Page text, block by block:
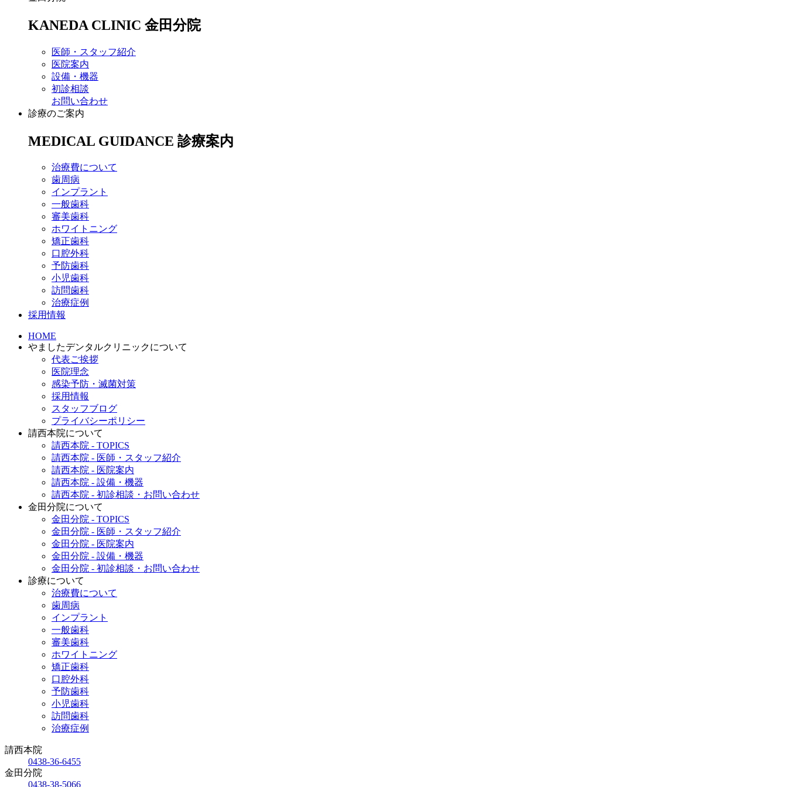
KANEDA CLINIC 金田分院
医師・スタッフ紹介
医院案内
設備・機器
初診相談
お問い合わせ
診療のご案内
MEDICAL GUIDANCE 診療案内
治療費について
歯周病
インプラント
一般歯科
審美歯科
ホワイトニング
矯正歯科
口腔外科
予防歯科
小児歯科
訪問歯科
治療症例
採用情報
HOME
やましたデンタルクリニックについて
代表ご挨拶
医院理念
感染予防・滅菌対策
採用情報
スタッフブログ
プライバシーポリシー
請西本院について
請西本院 - TOPICS
請西本院 - 医師・スタッフ紹介
請西本院 - 医院案内
請西本院 - 設備・機器
請西本院 - 初診相談・お問い合わせ
金田分院について
金田分院 - TOPICS
金田分院 - 医師・スタッフ紹介
金田分院 - 医院案内
金田分院 - 設備・機器
金田分院 - 初診相談・お問い合わせ
診療について
治療費について
歯周病
インプラント
一般歯科
審美歯科
ホワイトニング
矯正歯科
口腔外科
予防歯科
小児歯科
訪問歯科
治療症例
請西本院
0438-36-6455
金田分院
0438-38-5066